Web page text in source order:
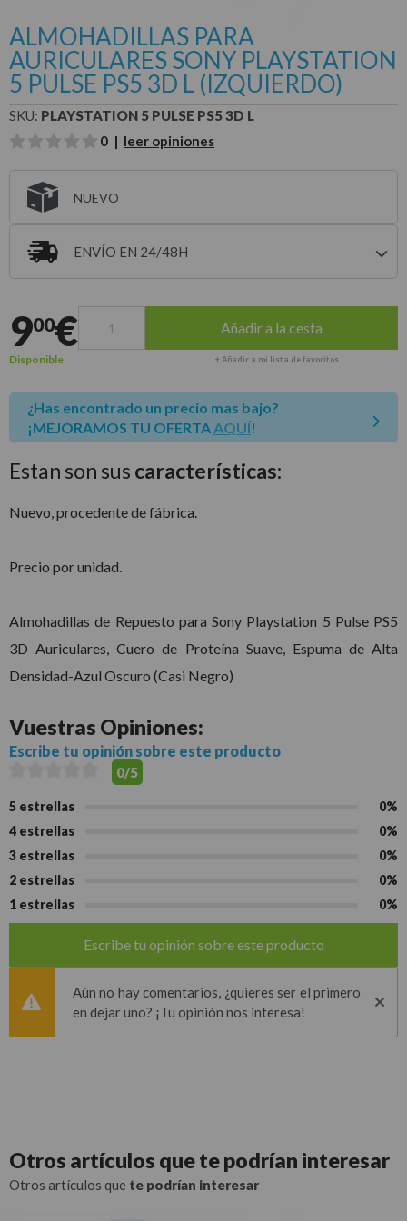
ALMOHADILLAS PARA
AURICULARES SONY PLAYSTATION
5 PULSE PS5 3D L (IZQUIERDO)
SKU: PLAYSTATION 5 PULSE PS5 3D L
0 | leer opiniones
NUEVO
ENVÍO EN 24/48H
900€ Añadir a la cesta
Disponible + Añadir a mi lista de favoritos
¿Has encontrado un precio mas bajo?
¡MEJORAMOS TU OFERTA AQUÍ!
Estan son sus características:
Nuevo, procedente de fábrica.
Precio por unidad.
Almohadillas de Repuesto para Sony Playstation 5 Pulse PS5
3D Auriculares, Cuero de Proteína Suave, Espuma de Alta
Densidad-Azul Oscuro (Casi Negro)
Vuestras Opiniones:
Escribe tu opinión sobre este producto
0/5
5 estrellas
0%
4 estrellas
0%
3 estrellas
0%
2 estrellas
0%
1 estrellas
0%
Escribe tu opinión sobre este producto
Aún no hay comentarios, ¿quieres ser el primero
en dejar uno? ¡Tu opinión nos interesa!
Otros artículos quete podrían interesar
Otros artículos que te podrían interesar